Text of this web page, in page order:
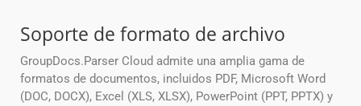
Soporte de formato de archivo
GroupDocs.Parser Cloud admite una amplia gama de
formatos de documentos, incluidos PDF, Microsoft Word
(DOC, DOCX), Excel (XLS, XLSX), PowerPoint (PPT, PPTX) y